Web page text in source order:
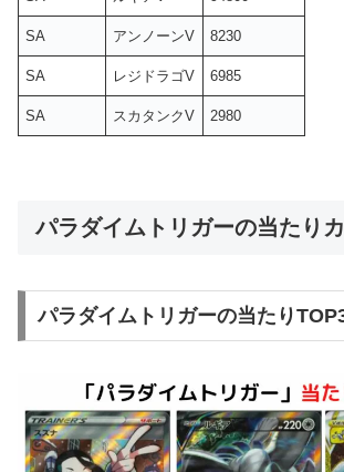
SA アンノーンV 8230
SA レジドラゴV 6985
SA スカタンクV 2980
パラダイムトリガーの当たり
パラダイムトリガーの当たり